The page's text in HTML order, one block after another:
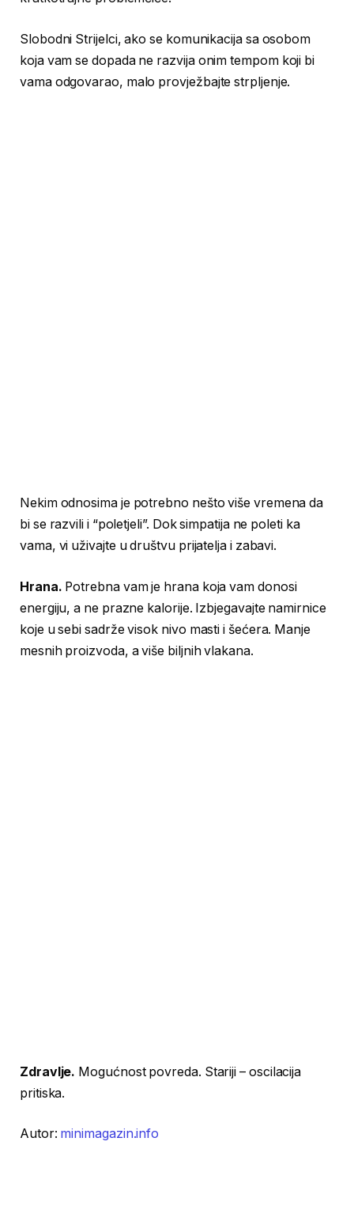
Slobodni Strijelci, ako se komunikacija sa osobom
koja vam se dopada ne razvija onim tempom koji bi
vama odgovarao, malo provježbajte strpljenje.
Nekim odnosima je potrebno nešto više vremena da
bi se razvili i “poletjeli”. Dok simpatija ne poleti ka
vama, vi uživajte u društvu prijatelja i zabavi.
Hrana. Potrebna vam je hrana koja vam donosi
energiju, a ne prazne kalorije. Izbjegavajte namirnice
koje u sebi sadrže visok nivo masti i šećera. Manje
mesnih proizvoda, a više biljnih vlakana.
Zdravlje. Mogućnost povreda. Stariji – oscilacija
pritiska.
Autor: minimagazin.info